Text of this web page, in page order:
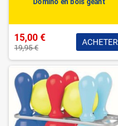
Domino en bois géant
15,00 €
19,95 €
ACHETER